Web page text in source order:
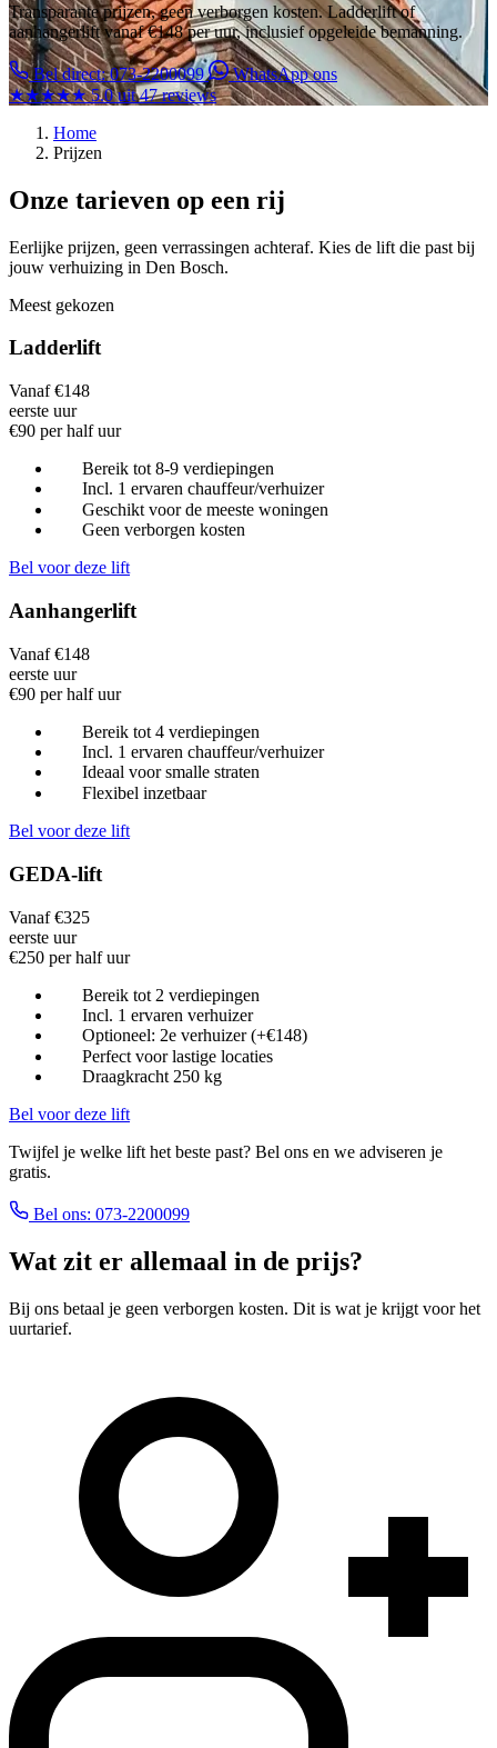
Transparante prijzen, geen verborgen kosten. Ladderlift of
aanhangerlift vanaf €148 per uur, inclusief opgeleide bemanning.
Bel direct: 073-2200099
WhatsApp ons
★★★★★ 5.0 uit 47 reviews
Home
Prijzen
Onze tarieven op een rij
Eerlijke prijzen, geen verrassingen achteraf. Kies de lift die past bij
jouw verhuizing in Den Bosch.
Meest gekozen
Ladderlift
Vanaf €148
eerste uur
€90 per half uur
Bereik tot 8-9 verdiepingen
Incl. 1 ervaren chauffeur/verhuizer
Geschikt voor de meeste woningen
Geen verborgen kosten
Bel voor deze lift
Aanhangerlift
Vanaf €148
eerste uur
€90 per half uur
Bereik tot 4 verdiepingen
Incl. 1 ervaren chauffeur/verhuizer
Ideaal voor smalle straten
Flexibel inzetbaar
Bel voor deze lift
GEDA-lift
Vanaf €325
eerste uur
€250 per half uur
Bereik tot 2 verdiepingen
Incl. 1 ervaren verhuizer
Optioneel: 2e verhuizer (+€148)
Perfect voor lastige locaties
Draagkracht 250 kg
Bel voor deze lift
Twijfel je welke lift het beste past? Bel ons en we adviseren je
gratis.
Bel ons: 073-2200099
Wat zit er allemaal in de prijs?
Bij ons betaal je geen verborgen kosten. Dit is wat je krijgt voor het
uurtarief.